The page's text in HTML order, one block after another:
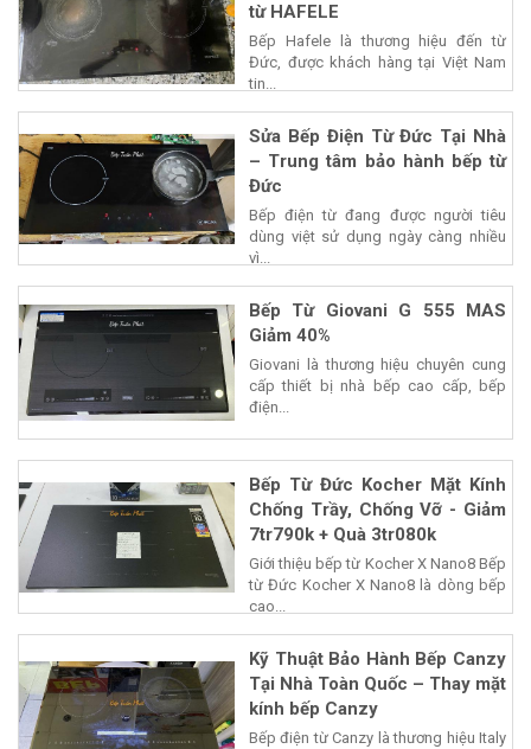
từ HAFELE
Bếp Hafele là thương hiệu đến từ
Đức, được khách hàng tại Việt Nam
tin...
Sửa Bếp Điện Từ Đức Tại Nhà
– Trung tâm bảo hành bếp từ
Đức
Bếp điện từ đang được người tiêu
dùng việt sử dụng ngày càng nhiều
vì...
Bếp Từ Giovani G 555 MAS
Giảm 40%
Giovani là thương hiệu chuyên cung
cấp thiết bị nhà bếp cao cấp, bếp
điện...
Bếp Từ Đức Kocher Mặt Kính
Chống Trầy, Chống Vỡ - Giảm
7tr790k + Quà 3tr080k
Giới thiệu bếp từ Kocher X Nano8 Bếp
từ Đức Kocher X Nano8 là dòng bếp
cao...
Kỹ Thuật Bảo Hành Bếp Canzy
Tại Nhà Toàn Quốc – Thay mặt
kính bếp Canzy
Bếp điện từ Canzy là thương hiệu Italy